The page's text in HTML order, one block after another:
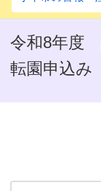
令和8年度
転園申込み